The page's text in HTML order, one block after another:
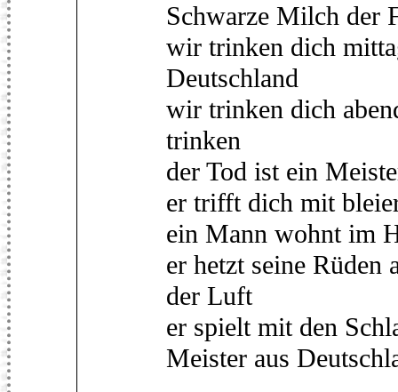
Schwarze Milch der
wir trinken dich
Deutschland
wir trinken dich
trinken
der Tod ist ein
er trifft dich mit
ein Mann wohnt im
er hetzt seine Rüden
der Luft
er spielt mit den
Meister aus